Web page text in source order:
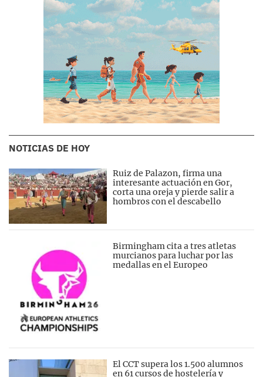
NOTICIAS DE HOY
Ruiz de Palazon, firma una
interesante actuación en Gor,
corta una oreja y pierde salir a
hombros con el descabello
Birmingham cita a tres atletas
murcianos para luchar por las
medallas en el Europeo
El CCT supera los 1.500 alumnos
en 61 cursos de hostelería y